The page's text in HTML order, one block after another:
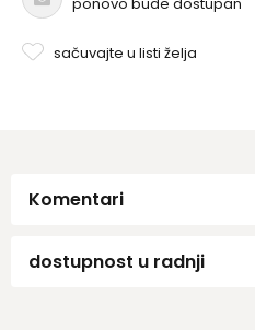
sačuvajte u listi želja
Komentari
dostupnost u radnji